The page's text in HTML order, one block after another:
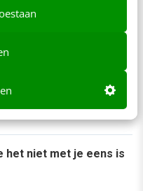
content met een
storm het beste
het niet met je eens is